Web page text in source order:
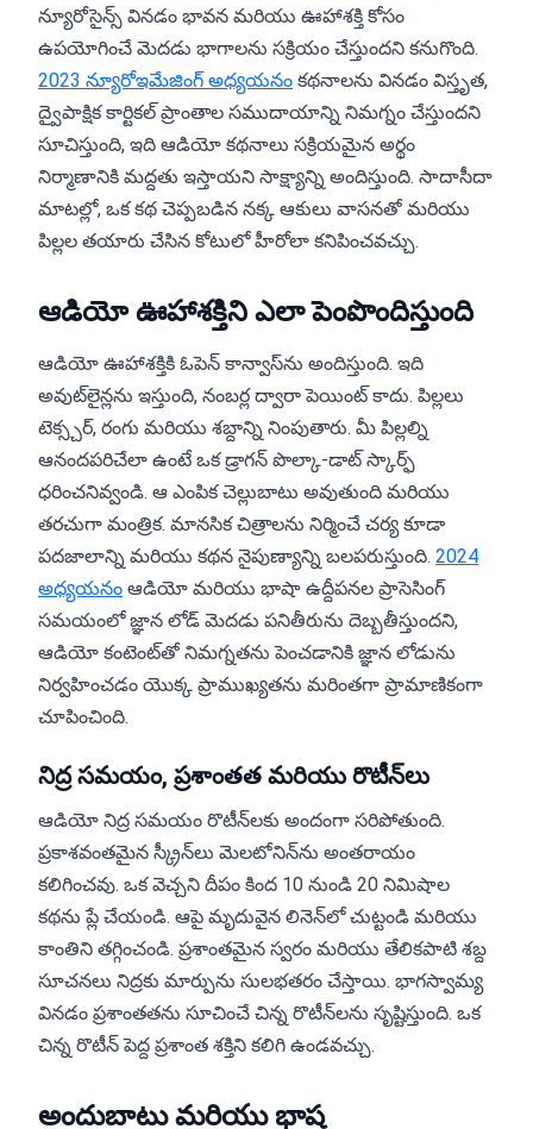
న్యూరోసైన్స్ వినడం భావన మరియు ఊహాశక్తి కోసం
ఉపయోగించే మెదడు భాగాలను సక్రియం చేస్తుందని కనుగొంది.
2023 న్యూరోఇమేజింగ్ అధ్యయనం కథనాలను వినడం విస్తృత,
ద్వైపాక్షిక కార్టికల్ ప్రాంతాల సముదాయాన్ని నిమగ్నం చేస్తుందని
సూచిస్తుంది, ఇది ఆడియో కథనాలు సక్రియమైన అర్థం
నిర్మాణానికి మద్దతు ఇస్తాయని సాక్ష్యాన్ని అందిస్తుంది. సాదాసీదా
మాటల్లో, ఒక కథ చెప్పబడిన నక్క ఆకులు వాసనతో మరియు
పిల్లల తయారు చేసిన కోటులో హీరోలా కనిపించవచ్చు.
ఆడియో ఊహాశక్తిని ఎలా పెంపొందిస్తుంది
ఆడియో ఊహాశక్తికి ఓపెన్ కాన్వాస్‌ను అందిస్తుంది. ఇది
అవుట్‌లైన్లను ఇస్తుంది, నంబర్ల ద్వారా పెయింట్ కాదు. పిల్లలు
టెక్స్చర్, రంగు మరియు శబ్దాన్ని నింపుతారు. మీ పిల్లల్ని
ఆనందపరిచేలా ఉంటే ఒక డ్రాగన్ పొల్కా-డాట్ స్కార్ఫ్
ధరించనివ్వండి. ఆ ఎంపిక చెల్లుబాటు అవుతుంది మరియు
తరచుగా మంత్రిక. మానసిక చిత్రాలను నిర్మించే చర్య కూడా
పదజాలాన్ని మరియు కథన నైపుణ్యాన్ని బలపరుస్తుంది. 2024
అధ్యయనం ఆడియో మరియు భాషా ఉద్దీపనల ప్రాసెసింగ్
సమయంలో జ్ఞాన లోడ్ మెదడు పనితీరును దెబ్బతీస్తుందని,
ఆడియో కంటెంట్‌తో నిమగ్నతను పెంచడానికి జ్ఞాన లోడును
నిర్వహించడం యొక్క ప్రాముఖ్యతను మరింతగా ప్రామాణికంగా
చూపించింది.
నిద్ర సమయం, ప్రశాంతత మరియు రొటీన్‌లు
ఆడియో నిద్ర సమయం రొటీన్‌లకు అందంగా సరిపోతుంది.
ప్రకాశవంతమైన స్క్రీన్‌లు మెలటోనిన్‌ను అంతరాయం
కలిగించవు. ఒక వెచ్చని దీపం కింద 10 నుండి 20 నిమిషాల
కథను ప్లే చేయండి. ఆపై మృదువైన లినెన్‌లో చుట్టండి మరియు
కాంతిని తగ్గించండి. ప్రశాంతమైన స్వరం మరియు తేలికపాటి శబ్ద
సూచనలు నిద్రకు మార్పును సులభతరం చేస్తాయి. భాగస్వామ్య
వినడం ప్రశాంతతను సూచించే చిన్న రొటీన్‌లను సృష్టిస్తుంది. ఒక
చిన్న రొటీన్ పెద్ద ప్రశాంత శక్తిని కలిగి ఉండవచ్చు.
అందుబాటు మరియు భాష